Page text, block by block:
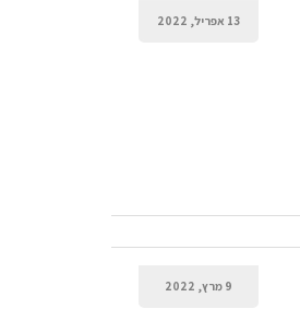
13 אפריל, 2022
9 מרץ, 2022